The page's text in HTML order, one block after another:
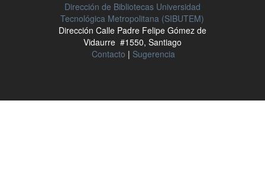
Dirección de Bibliotecas Universidad
Tecnológica Metropolitana (SIBUTEM)
Dirección Calle Padre Felipe Gómez de
Vidaurre #1550, Santiago
Contacto | Sugerencia